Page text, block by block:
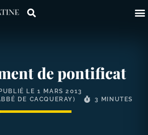
de pontificat
PUBLIÉ LE1 MARS 2013
DE CACQUERAY)
3 MINUTES